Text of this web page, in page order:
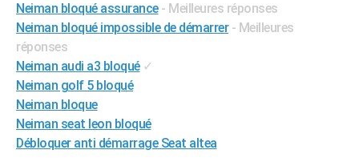
COPAINS D'AVANT
S'inscrire
Se connecter
Lycées
Collèges
Primaires
Universités
Entreprises
Service militaire
Avis de recherche
AVIS DE DÉCÈS
Bricolage
Lifestyle
Culture
Sport
Auto
Television
Voyage
Cinema
Neiman bloqué assurance - Meilleures réponses
Neiman bloqué impossible de démarrer - Meilleures
réponses
Neiman audi a3 bloqué ✓
Neiman golf 5 bloqué
Neiman bloque
Neiman seat leon bloqué
Débloquer anti démarrage Seat altea